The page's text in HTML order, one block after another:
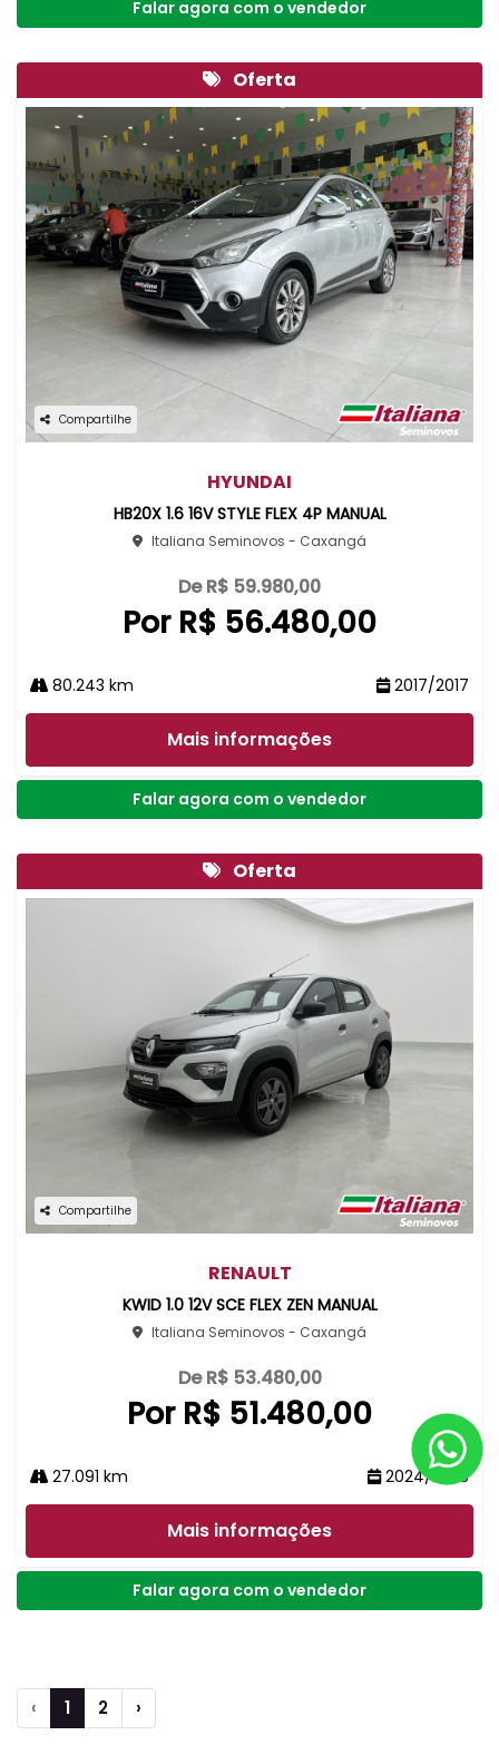
Falar agora com o vendedor
Oferta
Compartilhe
HYUNDAI
HB20X 1.6 16V STYLE FLEX 4P MANUAL
Italiana Seminovos - Caxangá
De R$ 59.980,00
Por R$ 56.480,00
80.243 km 2017/2017
Mais informações
Falar agora com o vendedor
Oferta
Compartilhe
RENAULT
KWID 1.0 12V SCE FLEX ZEN MANUAL
Italiana Seminovos - Caxangá
De R$ 53.480,00
Por R$ 51.480,00
27.091 km 2024/2025
Mais informações
Falar agora com o vendedor
‹ 1 2 ›